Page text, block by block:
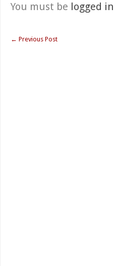
You must be logged in
← Previous Post